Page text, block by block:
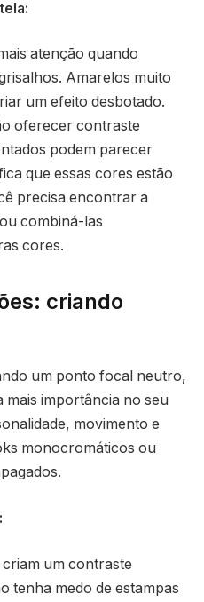
atenção quando
Amarelos muito
um efeito desbotado.
oferecer contraste
podem parecer
que essas cores estão
precisa encontrar a
combiná-las
cores.
criando
um ponto focal neutro,
mais importância no seu
movimento e
monocromáticos ou
um contraste
tenha medo de estampas